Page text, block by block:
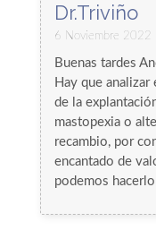
Dr.Triviño
6 Noviembre 2022
Buenas tardes
Hay que analizar
de la
mastopexia o
recambio, por
encantado de
podemos